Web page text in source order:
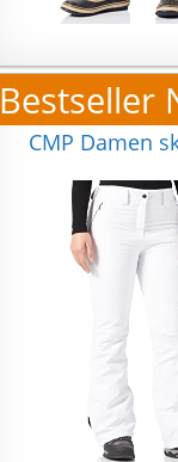
Bestseller
CMP Damen